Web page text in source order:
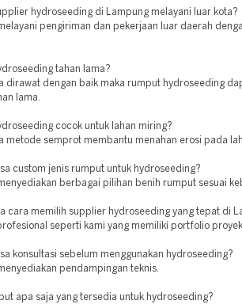
hydroseeding di Lampung melayani luar kota?
melayani pengiriman dan pekerjaan luar daerah
tahan lama?
dirawat dengan baik maka rumput hydroseeding
lama.
cocok untuk lahan miring?
metode semprot membantu menahan erosi pada
custom jenis rumput untuk hydroseeding?
menyediakan berbagai pilihan benih rumput sesuai
cara memilih supplier hydroseeding yang tepat di
seperti kami yang memiliki portfolio
konsultasi sebelum menggunakan hydroseeding?
pendampingan teknis.
apa saja yang tersedia untuk hydroseeding?